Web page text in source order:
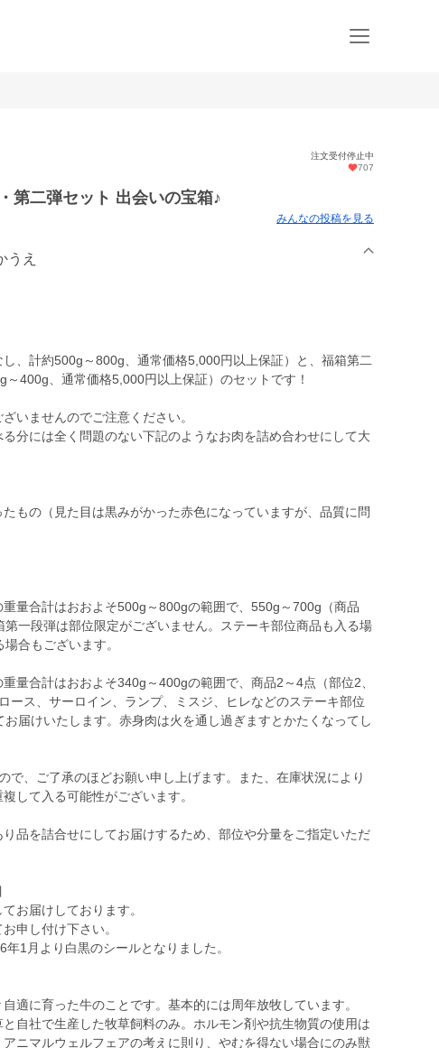
注文受付停止中
707
第二弾セット 出会いの宝箱♪
みんなの投稿を見る
うえ
、計約500g～800g、通常価格5,000円以上保証）と、福箱第二
400g、通常価格5,000円以上保証）のセットです！
いませんのでご注意ください。
分には全く問題のない下記のようなお肉を詰め合わせにして大
もの（見た目は黒みがかった赤色になっていますが、品質に問
量合計はおおよそ500g～800gの範囲で、550g～700g（商品
一段弾は部位限定がございません。ステーキ部位商品も入る場
合もございます。
量合計はおおよそ340g～400gの範囲で、商品2～4点（部位2、
ース、サーロイン、ランプ、ミスジ、ヒレなどのステーキ部位
届けいたします。赤身肉は火を通し過ぎますとかたくなってし
で、ご了承のほどお願い申し上げます。また、在庫状況により
して入る可能性がございます。
品を詰合せにしてお届けするため、部位や分量をご指定いただ
お届けしております。
申し付け下さい。
1月より白黒のシールとなりました。
適に育った牛のことです。基本的には周年放牧しています。
自社で生産した牧草飼料のみ。ホルモン剤や抗生物質の使用は
ニマルウェルフェアの考えに則り、やむを得ない場合にのみ獣